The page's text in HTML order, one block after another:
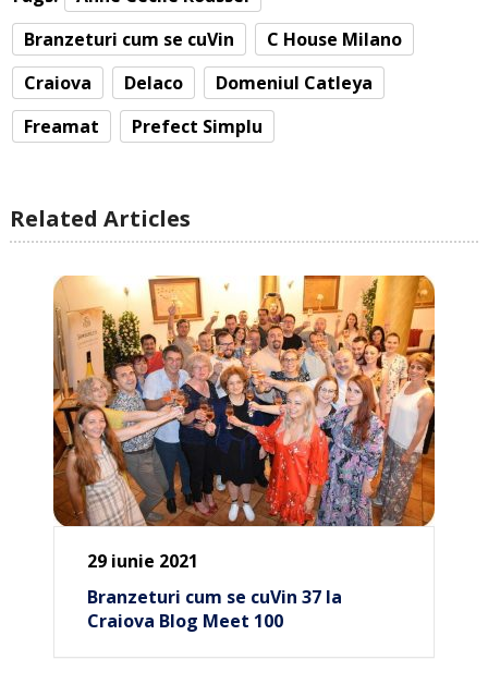
Branzeturi cum se cuVin
C House Milano
Craiova
Delaco
Domeniul Catleya
Freamat
Prefect Simplu
Related Articles
29 iunie 2021
Branzeturi cum se cuVin 37 la
Craiova Blog Meet 100